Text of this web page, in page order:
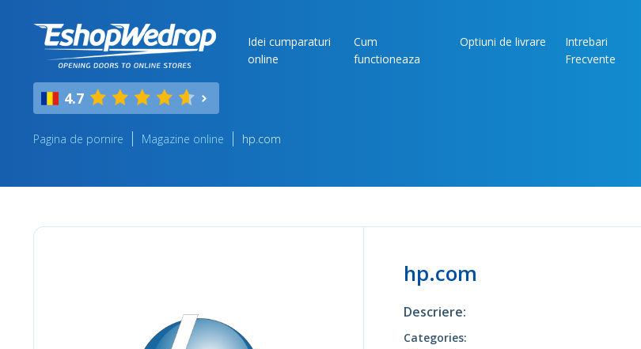
Idei cumparaturi
online
Cum
functioneaza
Optiuni de livrare
Intrebari
Frecvente
4.7
Pagina de pornire Magazine online hp.com
hp.com
Descriere:
Categories: